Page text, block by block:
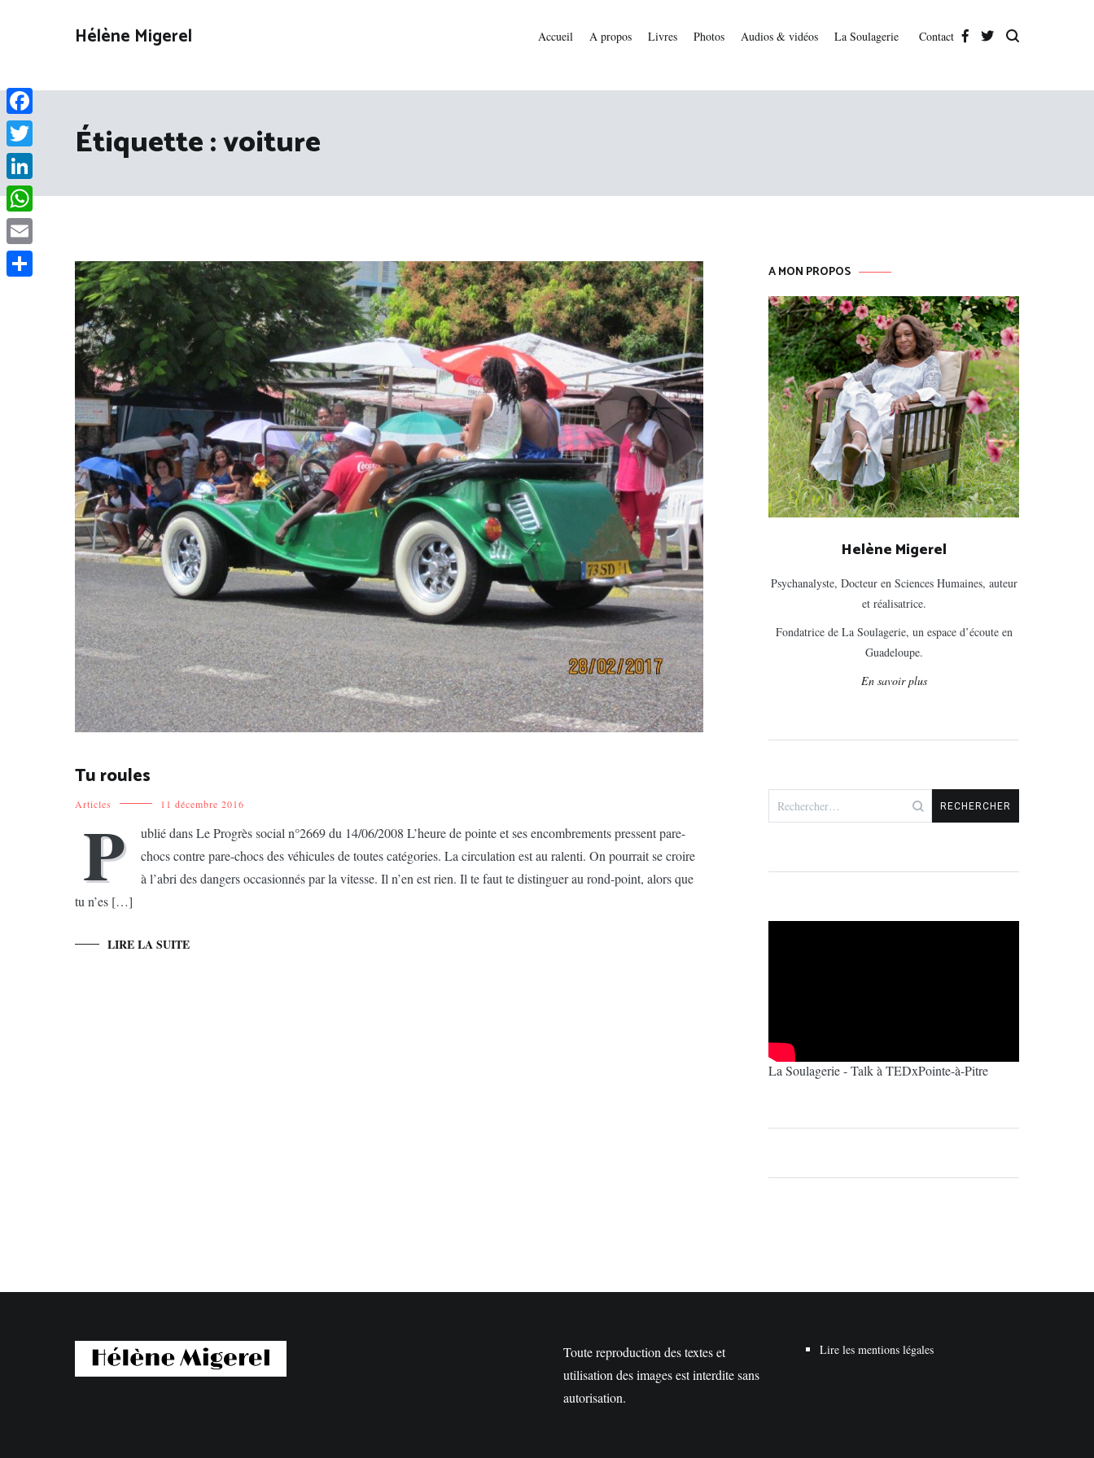
Hélène Migerel Accueil A propos Livres Photos Audios & vidéos La Soulagerie Contact
Étiquette :voiture
Tu roules
Articles 11 décembre 2016
P
ublié dans Le Progrès social n°2669 du 14/06/2008 L’heure de pointe et ses encombrements pressent pare-
chocs contre pare-chocs des véhicules de toutes catégories. La circulation est au ralenti. On pourrait se croire
à l’abri des dangers occasionnés par la vitesse. Il n’en est rien. Il te faut te distinguer au rond-point, alors que
tu n’es […]
LIRE LA SUITE
A MON PROPOS
Helène Migerel
Psychanalyste, Docteur en Sciences Humaines, auteur
et réalisatrice.
Fondatrice de La Soulagerie, un espace d’écoute en
Guadeloupe.
En savoir plus
La Soulagerie - Talk à TEDxPointe-à-Pitre
Toute reproduction des textes et
utilisation des images est interdite sans
autorisation.
Lire les mentions légales
Facebook
Twitter
LinkedIn
WhatsApp
Email